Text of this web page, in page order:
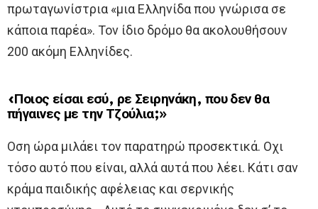
πρωταγωνίστρια «μια Ελληνίδα που γνώρισα σε
κάποια παρέα». Τον ίδιο δρόμο θα ακολουθήσουν
200 ακόμη Ελληνίδες.
«Ποιος είσαι εσύ, ρε Σειρηνάκη, που δεν θα
πήγαινες με την Τζούλια;»
Οση ώρα μιλάει τον παρατηρώ προσεκτικά. Οχι
τόσο αυτό που είναι, αλλά αυτά που λέει. Κάτι σαν
κράμα παιδικής αφέλειας και σερνικής